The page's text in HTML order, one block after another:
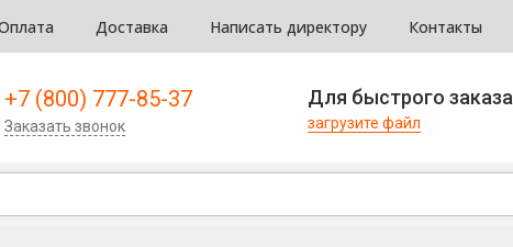
Доставка Написать директору Контакты
+7 (800) 777-85-37
Заказать звонок
Для быстрого заказа
загрузите файл